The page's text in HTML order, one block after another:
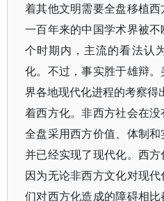
着其他文明需要全盘移植
一百年来的中国学术界被
个时期内，主流的看法认
化。不过，事实胜于雄辩
界各地现代化进程的考察得
着西方化。非西方社会在
全盘采用西方价值、体制
并已经实现了现代化。西方
因为无论非西方文化对现
们对西方化造成的障碍相